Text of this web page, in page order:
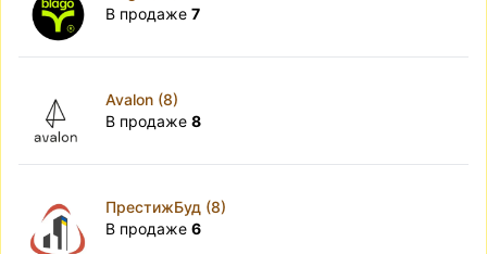
В продаже 7
Avalon (8)
В продаже 8
ПрестижБуд (8)
В продаже 6